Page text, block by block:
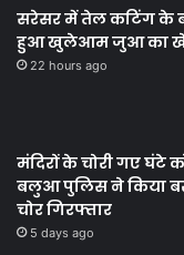
सरेसर में तेल कटिंग के
हुआ खुलेआम जुआ का
22 hours ago
मंदिरों के चोरी गए घंटे
बलुआ पुलिस ने किया
चोर गिरफ्तार
5 days ago